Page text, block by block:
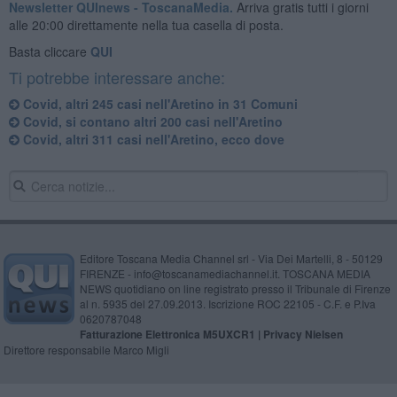
Newsletter QUInews - ToscanaMedia. Arriva gratis tutti i giorni
alle 20:00 direttamente nella tua casella di posta.
Basta cliccare QUI
Ti potrebbe interessare anche:
Covid, altri 245 casi nell'Aretino in 31 Comuni
Covid, si contano altri 200 casi nell'Aretino
Covid, altri 311 casi nell'Aretino, ecco dove
Editore Toscana Media Channel srl - Via Dei Martelli, 8 - 50129
FIRENZE - info@toscanamediachannel.it. TOSCANA MEDIA
NEWS quotidiano on line registrato presso il Tribunale di Firenze
al n. 5935 del 27.09.2013. Iscrizione ROC 22105 - C.F. e P.Iva
0620787048
Fatturazione Elettronica M5UXCR1 | Privacy Nielsen
Direttore responsabile Marco Migli